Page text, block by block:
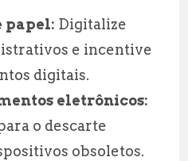
papel: Digitalize
e incentive
digitais.
eletrônicos:
o descarte
obsoletos.